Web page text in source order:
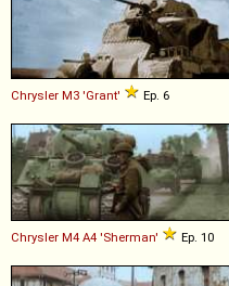
Chrysler M3 'Grant' Ep. 6
Chrysler M4 A4 'Sherman' Ep. 10